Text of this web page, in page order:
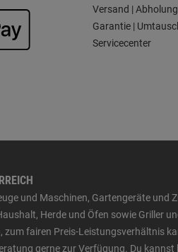
Versand | Abholung
Garantie |
Servicecenter
und Maschinen, Gartengeräte und
Herde und Öfen sowie Griller
fairen Preis-Leistungsverhältnis
gerne zur Verfügung. Du kannst